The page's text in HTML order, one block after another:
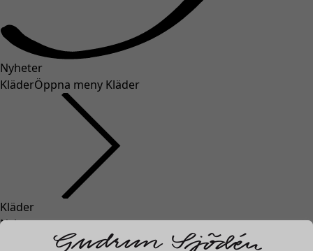
Nyheter
KläderÖppna meny Kläder
Kläder
Nyheter
Alla kläder